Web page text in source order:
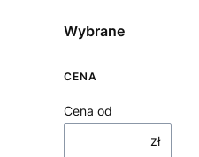
Wybrane
CENA
Cena od
zł